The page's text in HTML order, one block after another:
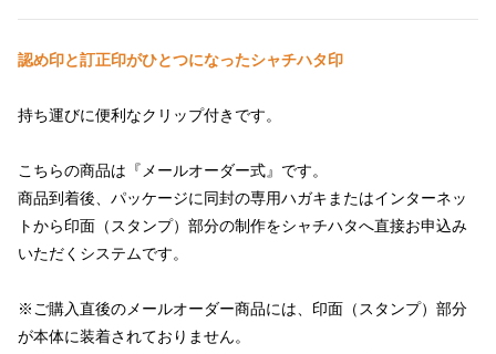
認め印と訂正印がひとつになったシャチハタ印
持ち運びに便利なクリップ付きです。
こちらの商品は『メールオーダー式』です。
商品到着後、パッケージに同封の専用ハガキまたはインターネッ
トから印面（スタンプ）部分の制作をシャチハタへ直接お申込み
いただくシステムです。
※ご購入直後のメールオーダー商品には、印面（スタンプ）部分
が本体に装着されておりません。